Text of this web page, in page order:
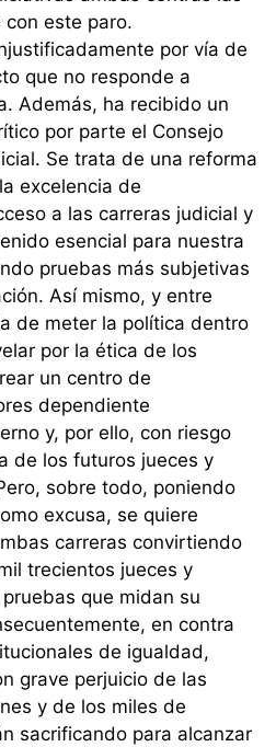
con este paro.
por vía de
que no responde a
Además, ha recibido un
por parte el Consejo
Se trata de una reforma
excelencia de
a las carreras judicial y
esencial para nuestra
pruebas más subjetivas
Así mismo, y entre
de meter la política dentro
por la ética de los
un centro de
dependiente
y, por ello, con riesgo
de los futuros jueces y
sobre todo, poniendo
excusa, se quiere
carreras convirtiendo
trecientos jueces y
que midan su
en contra
de igualdad,
grave perjuicio de las
y de los miles de
sacrificando para alcanzar